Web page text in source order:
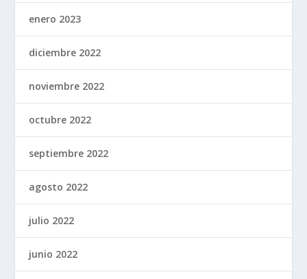
enero 2023
diciembre 2022
noviembre 2022
octubre 2022
septiembre 2022
agosto 2022
julio 2022
junio 2022